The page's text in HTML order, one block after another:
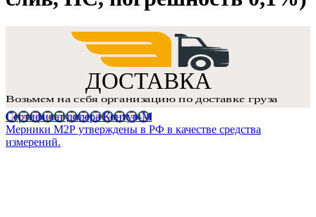
Сертификат дилера Контур-М
Мерники М2Р утверждены в РФ в качестве средства
измерений.